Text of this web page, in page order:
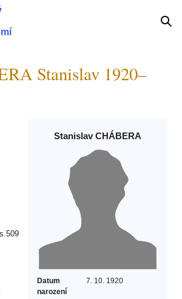
Stanislav 1920–
Stanislav CHÁBERA
Datum
narození
7. 10. 1920